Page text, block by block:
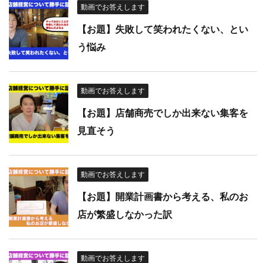
動画でお答えします
【お題】失敗して笑われたくない、とい
う悩み
動画でお答えします
【お題】店舗商売でしか出来ない集客を
見直そう
動画でお答えします
【お題】開業計画書から考える、私のお
店が繁盛しなかった訳
動画でお答えします